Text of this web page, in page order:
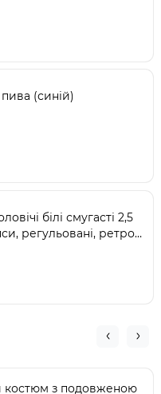
(синій)
білі смугасті 2,5
регульовані, ретро
костюм з подовженою